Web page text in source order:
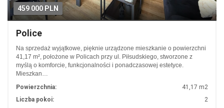
459 000 PLN
Police
Na sprzedaż wyjątkowe, pięknie urządzone mieszkanie o powierzchni
41,17 m², położone w Policach przy ul. Piłsudskiego, stworzone z
myślą o komforcie, funkcjonalności i ponadczasowej estetyce.
Mieszkan…
Powierzchnia:
41,17 m2
Liczba pokoi:
2